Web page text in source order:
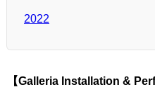
2022
【Galleria Installation &